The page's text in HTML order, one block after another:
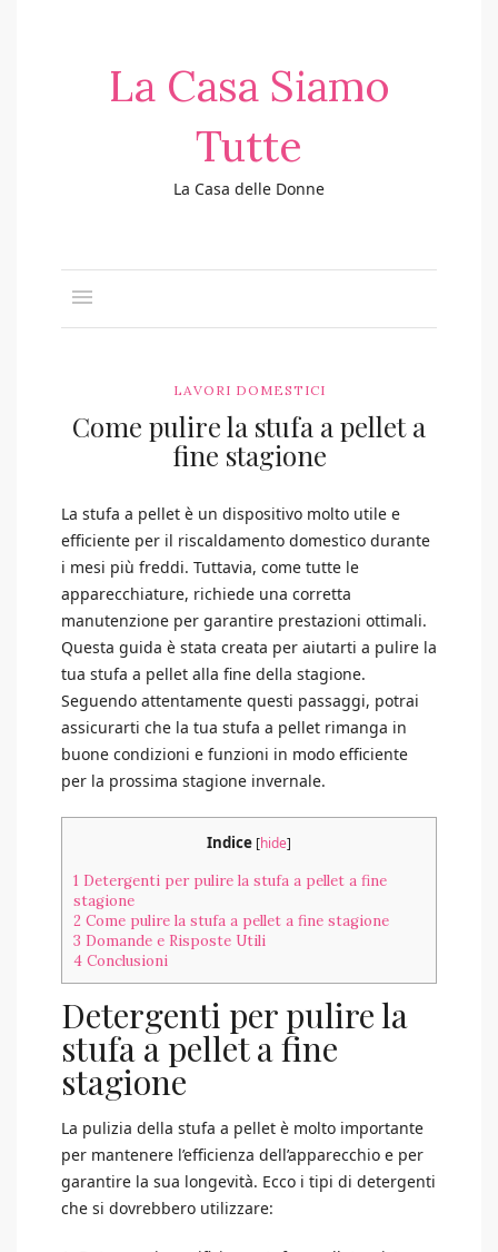
La Casa Siamo
Tutte
La Casa delle Donne
LAVORI DOMESTICI
Come pulire la stufa a pellet a
fine stagione
La stufa a pellet è un dispositivo molto utile e
efficiente per il riscaldamento domestico durante
i mesi più freddi. Tuttavia, come tutte le
apparecchiature, richiede una corretta
manutenzione per garantire prestazioni ottimali.
Questa guida è stata creata per aiutarti a pulire la
tua stufa a pellet alla fine della stagione.
Seguendo attentamente questi passaggi, potrai
assicurarti che la tua stufa a pellet rimanga in
buone condizioni e funzioni in modo efficiente
per la prossima stagione invernale.
Indice [hide]
1 Detergenti per pulire la stufa a pellet a fine
stagione
2 Come pulire la stufa a pellet a fine stagione
3 Domande e Risposte Utili
4 Conclusioni
Detergenti per pulire la
stufa a pellet a fine
stagione
La pulizia della stufa a pellet è molto importante
per mantenere l’efficienza dell’apparecchio e per
garantire la sua longevità. Ecco i tipi di detergenti
che si dovrebbero utilizzare: